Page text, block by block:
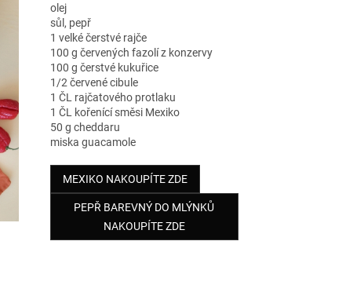
olej
sůl, pepř
1 velké čerstvé rajče
100 g červených fazolí z konzervy
100 g čerstvé kukuřice
1/2 červené cibule
1 ČL rajčatového protlaku
1 ČL kořenící směsi Mexiko
50 g cheddaru
miska guacamole
MEXIKO NAKOUPÍTE ZDE
PEPŘ BAREVNÝ DO MLÝNKŮ
NAKOUPÍTE ZDE